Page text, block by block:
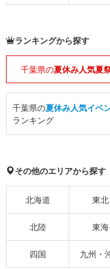
ランキングから探す
千葉県の夏休み人気夏
千葉県の夏休み人気イベ
ランキング
その他のエリアから探す
北海道 東北
北陸 東海
四国 九州・